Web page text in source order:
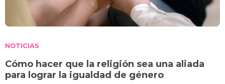
NOTICIAS
Cómo hacer que la religión sea una aliada
para lograr la igualdad de género